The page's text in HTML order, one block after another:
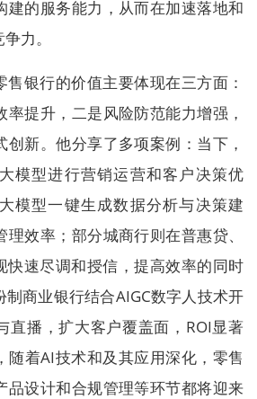
建的服务能力，从而在加速落地和
力。
银行的价值主要体现在三方面：
提升，二是风险防范能力增强，
新。他分享了多项案例：当下，
模型进行营销运营和客户决策优
模型一键生成数据分析与决策建
效率；部分城商行则在普惠贷、
快速尽调和授信，提高效率的同时
商业银行结合AIGC数字人技术开
直播，扩大客户覆盖面，ROI显著
随着AI技术和及其应用深化，零售
品设计和合规管理等环节都将迎来